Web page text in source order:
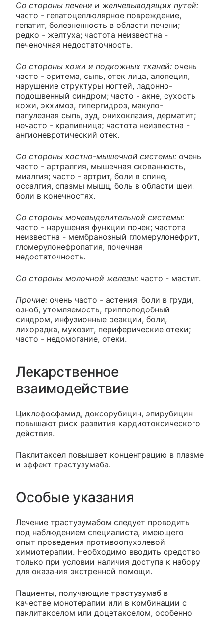
Со стороны печени и желчевыводящих путей:
часто - гепатоцеллюлярное повреждение,
гепатит, болезненность в области печени;
редко - желтуха; частота неизвестна -
печеночная недостаточность.
Со стороны кожи и подкожных тканей: очень
часто - эритема, сыпь, отек лица, алопеция,
нарушение структуры ногтей, ладонно-
подошвенный синдром; часто - акне, сухость
кожи, экхимоз, гипергидроз, макуло-
папулезная сыпь, зуд, онихоклазия, дерматит;
нечасто - крапивница; частота неизвестна -
ангионевротический отек.
Со стороны костно-мышечной системы: очень
часто - артралгия, мышечная скованность,
миалгия; часто - артрит, боли в спине,
оссалгия, спазмы мышц, боль в области шеи,
боли в конечностях.
Со стороны мочевыделительной системы:
часто - нарушения функции почек; частота
неизвестна - мембранозный гломерулонефрит,
гломерулонефропатия, почечная
недостаточность.
Со стороны молочной железы: часто - мастит.
Прочие: очень часто - астения, боли в груди,
озноб, утомляемость, гриппоподобный
синдром, инфузионные реакции, боли,
лихорадка, мукозит, периферические отеки;
часто - недомогание, отеки.
Лекарственное
взаимодействие
Циклофосфамид, доксорубицин, эпирубицин
повышают риск развития кардиотоксического
действия.
Паклитаксел повышает концентрацию в плазме
и эффект трастузумаба.
Особые указания
Лечение трастузумабом следует проводить
под наблюдением специалиста, имеющего
опыт проведения противоопухолевой
химиотерапии. Необходимо вводить средство
только при условии наличия доступа к набору
для оказания экстренной помощи.
Пациенты, получающие трастузумаб в
качестве монотерапии или в комбинации с
паклитакселом или доцетакселом, особенно